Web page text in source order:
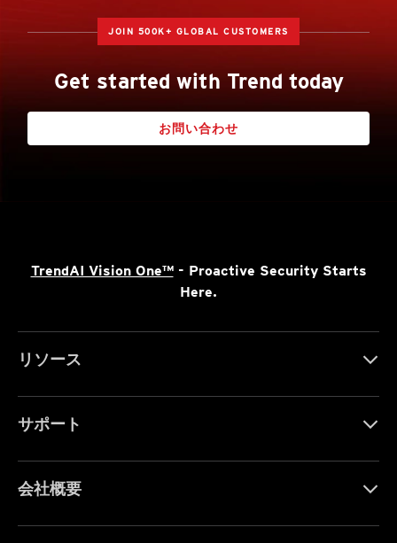
JOIN 500K+ GLOBAL CUSTOMERS
Get started with Trend today
お問い合わせ
TrendAI Vision One™- Proactive Security Starts
Here.
リソース
サポート
会社概要